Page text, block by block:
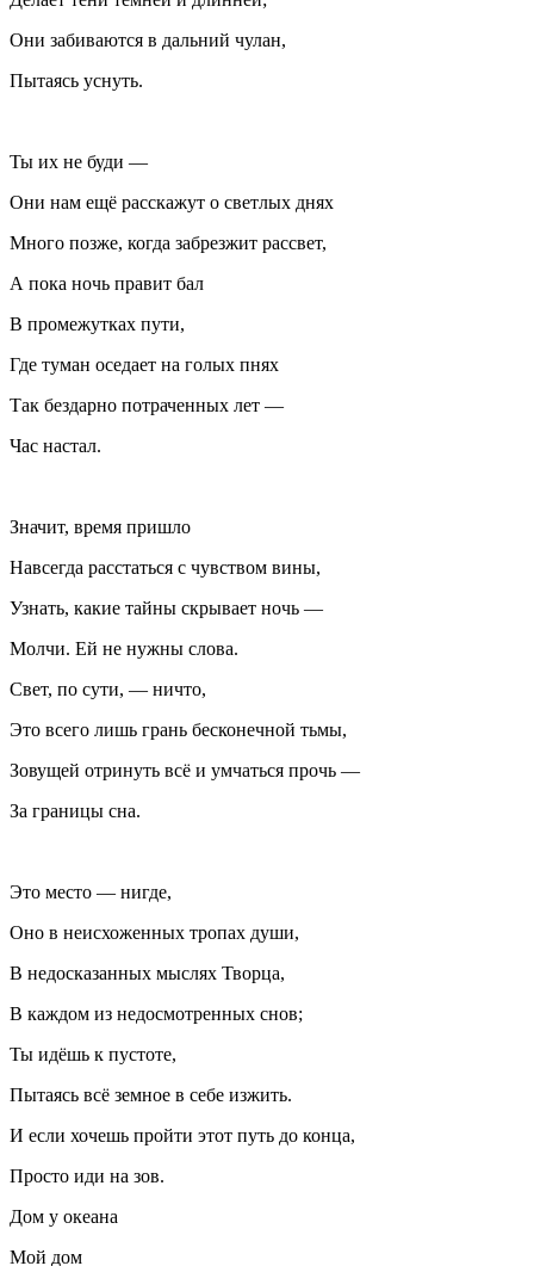
Они забиваются в дальний чулан,
Пытаясь уснуть.
Ты их не буди —
Они нам ещё расскажут о светлых днях
Много позже, когда забрезжит рассвет,
А пока ночь правит бал
В промежутках пути,
Где туман оседает на голых пнях
Так бездарно потраченных лет —
Час настал.
Значит, время пришло
Навсегда расстаться с чувством вины,
Узнать, какие тайны скрывает ночь —
Молчи. Ей не нужны слова.
Свет, по сути, — ничто,
Это всего лишь грань бесконечной тьмы,
Зовущей отринуть всё и умчаться прочь —
За границы сна.
Это место — нигде,
Оно в неисхоженных тропах души,
В недосказанных мыслях Творца,
В каждом из недосмотренных снов;
Ты идёшь к пустоте,
Пытаясь всё земное в себе изжить.
И если хочешь пройти этот путь до конца,
Просто иди на зов.
Дом у океана
Мой дом